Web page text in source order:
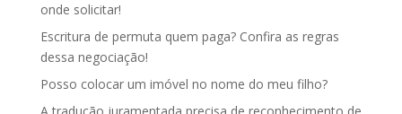
onde solicitar!
Escritura de permuta quem paga? Confira as regras
dessa negociação!
Posso colocar um imóvel no nome do meu filho?